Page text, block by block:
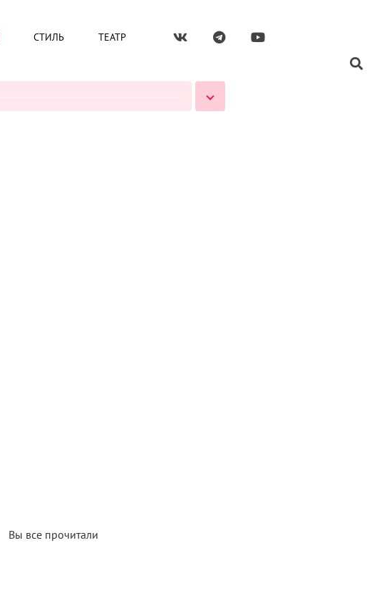
СТИЛЬ ТЕАТР
Вы все прочитали